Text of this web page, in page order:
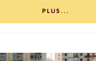
PLUS...